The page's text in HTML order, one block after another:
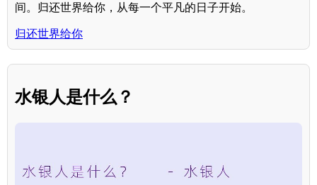
间。归还世界给你，从每一个平凡的日子开始。
归还世界给你
水银人是什么？